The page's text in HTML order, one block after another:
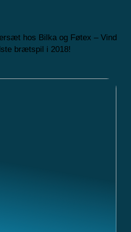
hos Bilka og Føtex – Vind
brætspil i 2018!